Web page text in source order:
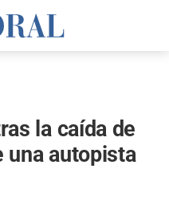
la caída de
una autopista